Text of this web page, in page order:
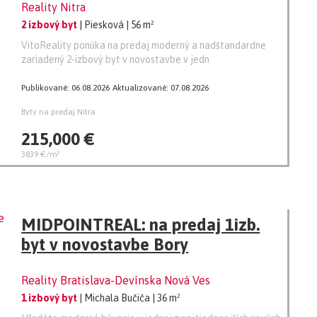
kobka na Pieskovej ulici
Reality Nitra
2 izbový byt | Piesková
| 56 m²
VitoReality ponúka na predaj moderný a nadštandardne
zariadený 2-izbový byt v novostavbe v jedn
Publikované: 06.08.2026 Aktualizované: 07.08.2026
Byty na predaj Nitra
215,000 €
3839 €/m²
MIDPOINTREAL: na predaj 1izb.
byt v novostavbe Bory
Reality Bratislava-Devínska Nová Ves
1 izbový byt | Michala Bučiča | 36 m²